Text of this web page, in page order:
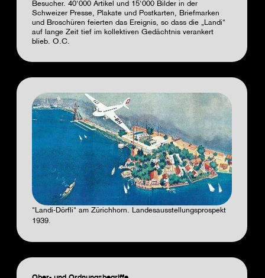
Besucher. 40‘000 Artikel und 15‘000 Bilder in der
Schweizer Presse, Plakate und Postkarten, Briefmarken
und Broschüren feierten das Ereignis, so dass die „Landi“
auf lange Zeit tief im kollektiven Gedächtnis verankert
blieb. O.C.
"Landi-Dörfli" am Zürichhorn. Landesausstellungsprospekt
1939.